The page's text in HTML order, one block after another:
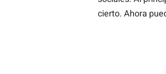
cierto. Ahora